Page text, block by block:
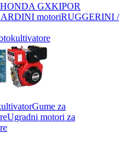
GXKIPOR
motoriRUGGERINI /
Gume za
Ugradni motori za